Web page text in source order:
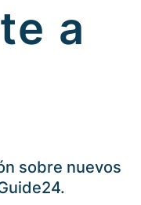
a
sobre nuevos